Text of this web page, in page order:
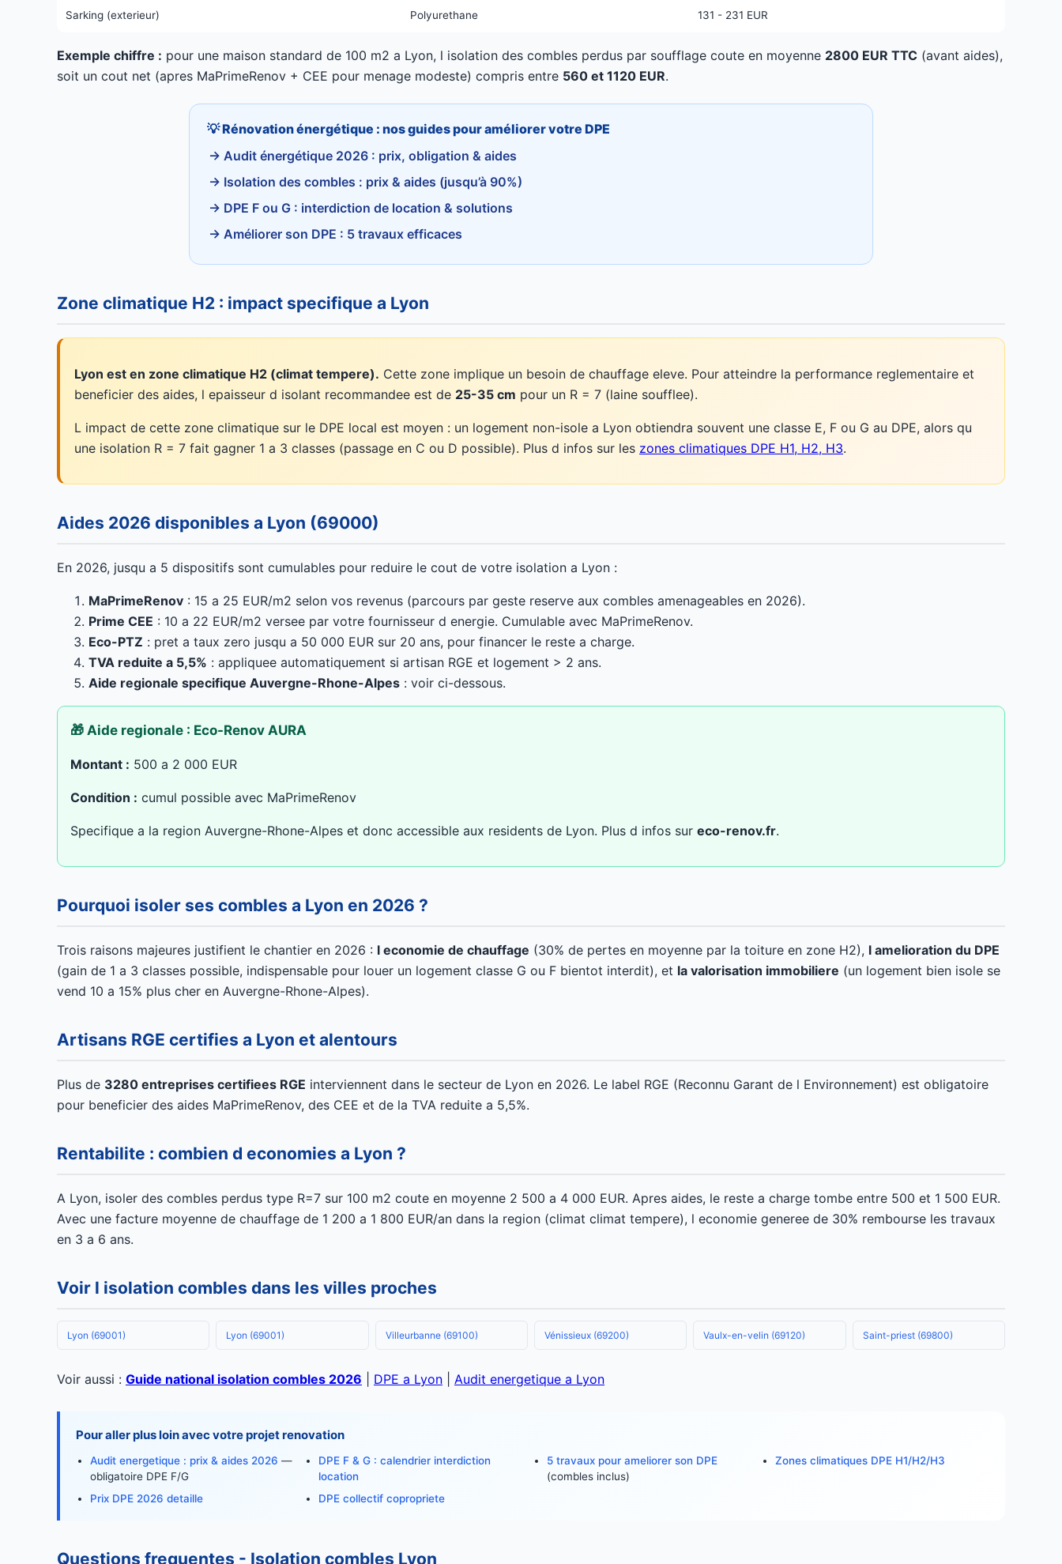
Sarking (exterieur) Polyurethane 131 - 231 EUR
Exemple chiffre : pour une maison standard de 100 m2 a Lyon, l isolation des combles perdus par soufflage coute en moyenne 2800 EUR TTC (avant aides),
soit un cout net (apres MaPrimeRenov + CEE pour menage modeste) compris entre 560 et 1120 EUR.
💡 Rénovation énergétique : nos guides pour améliorer votre DPE
→ Audit énergétique 2026 : prix, obligation & aides
→ Isolation des combles : prix & aides (jusqu’à 90%)
→ DPE F ou G : interdiction de location & solutions
→ Améliorer son DPE : 5 travaux efficaces
Zone climatique H2 : impact specifique a Lyon
Lyon est en zone climatique H2 (climat tempere). Cette zone implique un besoin de chauffage eleve. Pour atteindre la performance reglementaire et
beneficier des aides, l epaisseur d isolant recommandee est de 25-35 cm pour un R = 7 (laine soufflee).
L impact de cette zone climatique sur le DPE local est moyen : un logement non-isole a Lyon obtiendra souvent une classe E, F ou G au DPE, alors qu
une isolation R = 7 fait gagner 1 a 3 classes (passage en C ou D possible). Plus d infos sur les zones climatiques DPE H1, H2, H3.
Aides 2026 disponibles a Lyon (69000)
En 2026, jusqu a 5 dispositifs sont cumulables pour reduire le cout de votre isolation a Lyon :
MaPrimeRenov : 15 a 25 EUR/m2 selon vos revenus (parcours par geste reserve aux combles amenageables en 2026).
Prime CEE : 10 a 22 EUR/m2 versee par votre fournisseur d energie. Cumulable avec MaPrimeRenov.
Eco-PTZ : pret a taux zero jusqu a 50 000 EUR sur 20 ans, pour financer le reste a charge.
TVA reduite a 5,5% : appliquee automatiquement si artisan RGE et logement > 2 ans.
Aide regionale specifique Auvergne-Rhone-Alpes : voir ci-dessous.
🎁 Aide regionale : Eco-Renov AURA
Montant : 500 a 2 000 EUR
Condition : cumul possible avec MaPrimeRenov
Specifique a la region Auvergne-Rhone-Alpes et donc accessible aux residents de Lyon. Plus d infos sur eco-renov.fr.
Pourquoi isoler ses combles a Lyon en 2026 ?
Trois raisons majeures justifient le chantier en 2026 : l economie de chauffage (30% de pertes en moyenne par la toiture en zone H2), l amelioration du DPE
(gain de 1 a 3 classes possible, indispensable pour louer un logement classe G ou F bientot interdit), et la valorisation immobiliere (un logement bien isole se
vend 10 a 15% plus cher en Auvergne-Rhone-Alpes).
Artisans RGE certifies a Lyon et alentours
Plus de 3280 entreprises certifiees RGE interviennent dans le secteur de Lyon en 2026. Le label RGE (Reconnu Garant de l Environnement) est obligatoire
pour beneficier des aides MaPrimeRenov, des CEE et de la TVA reduite a 5,5%.
Rentabilite : combien d economies a Lyon ?
A Lyon, isoler des combles perdus type R=7 sur 100 m2 coute en moyenne 2 500 a 4 000 EUR. Apres aides, le reste a charge tombe entre 500 et 1 500 EUR.
Avec une facture moyenne de chauffage de 1 200 a 1 800 EUR/an dans la region (climat climat tempere), l economie generee de 30% rembourse les travaux
en 3 a 6 ans.
Voir l isolation combles dans les villes proches
Lyon (69001) Lyon (69001) Villeurbanne (69100) Vénissieux (69200) Vaulx-en-velin (69120) Saint-priest (69800)
Voir aussi : Guide national isolation combles 2026 DPE a Lyon Audit energetique a Lyon
Pour aller plus loin avec votre projet renovation
Audit energetique : prix & aides 2026 —
obligatoire DPE F/G
DPE F & G : calendrier interdiction
location
5 travaux pour ameliorer son DPE
(combles inclus)
Zones climatiques DPE H1/H2/H3
Prix DPE 2026 detaille DPE collectif copropriete
Questions frequentes - Isolation combles Lyon